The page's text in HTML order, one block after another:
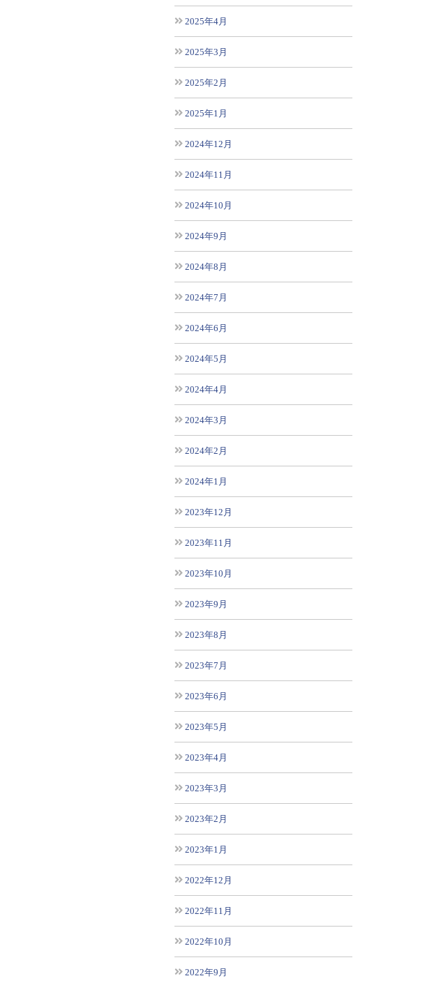
2025年4月
2025年3月
2025年2月
2025年1月
2024年12月
2024年11月
2024年10月
2024年9月
2024年8月
2024年7月
2024年6月
2024年5月
2024年4月
2024年3月
2024年2月
2024年1月
2023年12月
2023年11月
2023年10月
2023年9月
2023年8月
2023年7月
2023年6月
2023年5月
2023年4月
2023年3月
2023年2月
2023年1月
2022年12月
2022年11月
2022年10月
2022年9月